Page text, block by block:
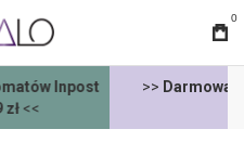
0
metodami dostawy dla
400 zł